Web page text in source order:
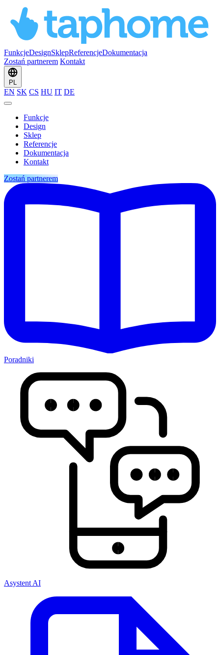
FunkcjeDesignSklepReferencjeDokumentacja
Zostań partnerem Kontakt
PL
EN SK CS HU IT DE
Funkcje
Design
Sklep
Referencje
Dokumentacja
Kontakt
Zostań partnerem
Poradniki
Asystent AI